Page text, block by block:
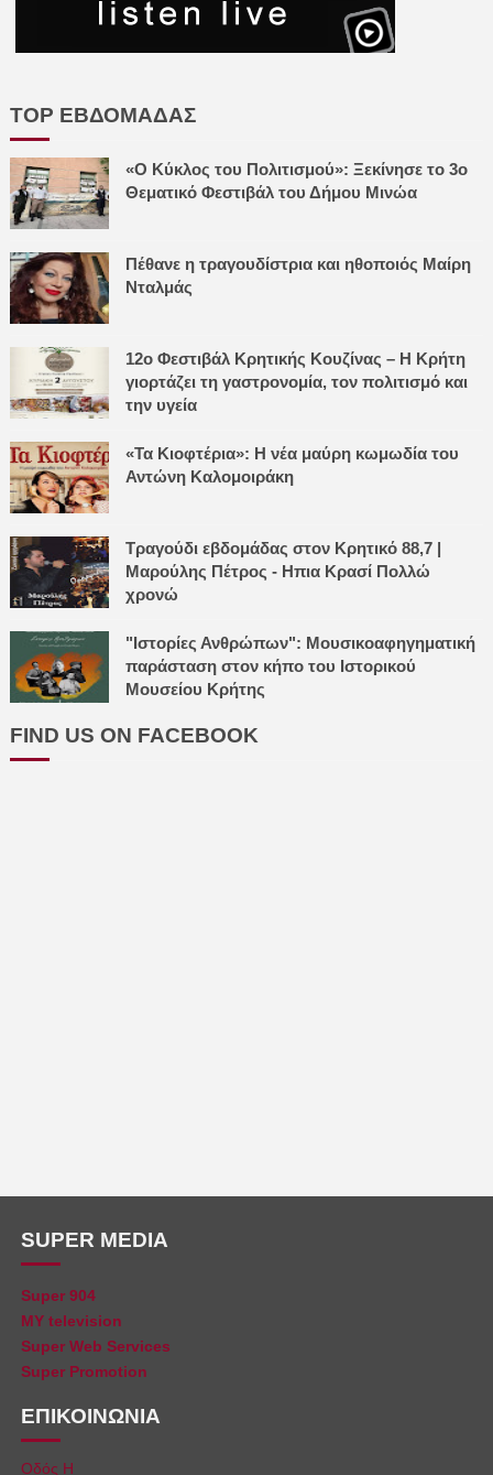
TOP ΕΒΔΟΜΑΔΑΣ
«Ο Κύκλος του Πολιτισμού»: Ξεκίνησε το 3ο
Θεματικό Φεστιβάλ του Δήμου Μινώα
Πέθανε η τραγουδίστρια και ηθοποιός Μαίρη
Νταλμάς
12ο Φεστιβάλ Κρητικής Κουζίνας – Η Κρήτη
γιορτάζει τη γαστρονομία, τον πολιτισμό και
την υγεία
«Τα Κιοφτέρια»: Η νέα μαύρη κωμωδία του
Αντώνη Καλομοιράκη
Τραγούδι εβδομάδας στον Κρητικό 88,7 |
Μαρούλης Πέτρος - Ηπια Κρασί Πολλώ
χρονώ
"Ιστορίες Ανθρώπων": Μουσικοαφηγηματική
παράσταση στον κήπο του Ιστορικού
Μουσείου Κρήτης
FIND US ON FACEBOOK
SUPER MEDIA
Super 904
MY television
Super Web Services
Super Promotion
ΕΠΙΚΟΙΝΩΝΙΑ
Οδός Η